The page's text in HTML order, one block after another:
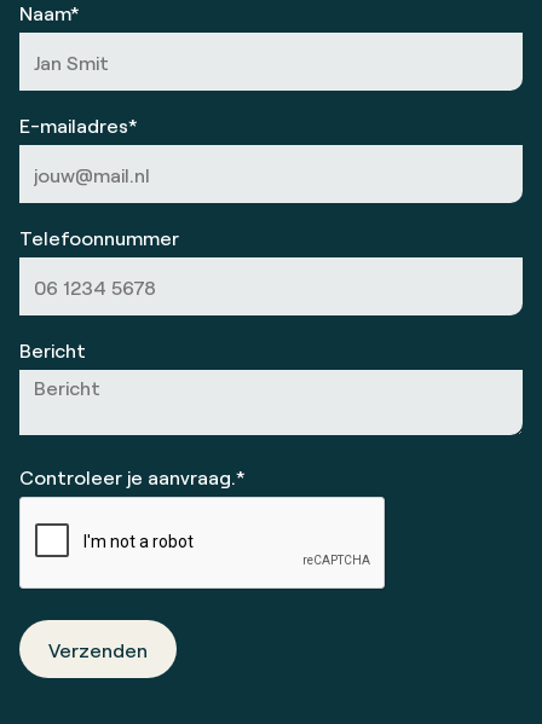
Naam*
E-mailadres*
Telefoonnummer
Bericht
Controleer je aanvraag.*
Verzenden